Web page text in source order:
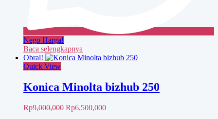
Nego Harga!
Baca selengkapnya
Obral!
Quick View
Konica Minolta bizhub 250
Rp9,000,000 Harga
Rp6,500,000Harga